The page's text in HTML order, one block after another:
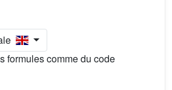
formules comme du code